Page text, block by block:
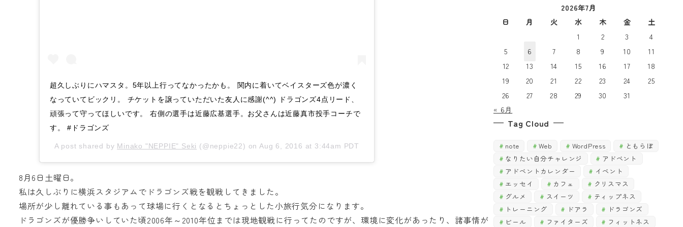
超久しぶりにハマスタ。5年以上行ってなかったかも。 関内に着いてベイスターズ色が濃く
なっていてビックリ。 チケットを譲っていただいた友人に感謝(^^) ドラゴンズ4点リード、
頑張って守ってほしいです。 右側の選手は近藤広基選手。お父さんは近藤真市投手コーチで
す。 #ドラゴンズ
A post shared by Minako "NEPPIE" Seki (@neppie22) on Aug 6, 2016 at 3:44am PDT
8月6日土曜日。
私は久しぶりに横浜スタジアムでドラゴンズ戦を観戦してきました。
場所が少し離れている事もあって球場に行くとなるとちょっとした小旅行気分になります。
ドラゴンズが優勝争いしていた頃2006年～2010年位までは現地観戦に行ってたのですが、環境に変化があったり、諸事情が
2026年7月
日
月 火 水 木 金
土
1
2 3
4
5
6 7 8 9 10
11
12
13 14 15 16 17
18
19
20 21 22 23 24
25
26
27 28 29 30
31
« 6月
Tag Cloud
note Web WordPress
ともらぼ
なりたい自分チャレンジ
アドベント
アドベントカレンダー
イベント
エッセイ
カフェ
クリスマス
グルメ
スイーツ
ティップネス
トレーニング
ドアラ
ドラゴンズ
ビール
ファイターズ フィットネス